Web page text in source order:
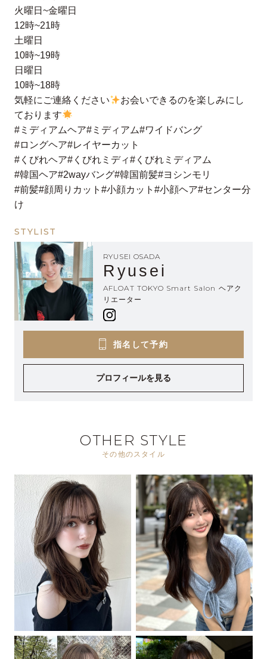
火曜日~金曜日
12時~21時
土曜日
10時~19時
日曜日
10時~18時
気軽にご連絡ください
お会いできるのを楽しみにし
ております
#ミディアムヘア#ミディアム#ワイドバング
#ロングヘア#レイヤーカット
#くびれヘア#くびれミディ#くびれミディアム
#韓国ヘア#2wayバング#韓国前髪#ヨシンモリ
#前髪#顔周りカット#小顔カット#小顔ヘア#センター分
け
STYLIST
RYUSEI OSADA
Ryusei
AFLOAT TOKYO Smart Salon ヘアク
リエーター
指名して予約
プロフィールを見る
OTHER STYLE
その他のスタイル